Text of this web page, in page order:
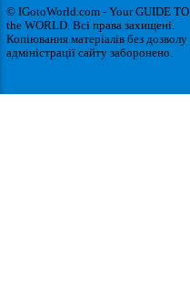
© IGotoWorld.com - Your GUIDE TO
the WORLD. Всі права захищені.
Копіювання матеріалів без дозволу
адміністрації сайту заборонено.